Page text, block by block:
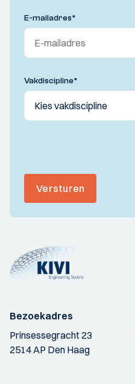
E-mailadres*
Vakdiscipline*
Versturen
Bezoekadres
Prinsessegracht 23
2514 AP Den Haag